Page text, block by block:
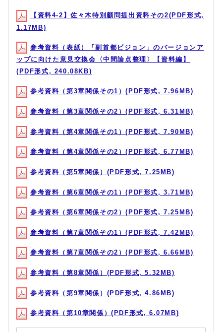
【資料4-2】佐々木特別顧問提出資料その2(PDF形式,
1.17MB)
参考資料（表紙）「副首都ビジョン」のバージョンア
ップに向けた意見交換会〈中間論点整理〉【資料編】
(PDF形式, 240.08KB)
参考資料（第3章関係その1）(PDF形式, 7.96MB)
参考資料（第3章関係その2）(PDF形式, 6.31MB)
参考資料（第4章関係その1）(PDF形式, 7.90MB)
参考資料（第4章関係その2）(PDF形式, 6.77MB)
参考資料（第5章関係）(PDF形式, 7.25MB)
参考資料（第6章関係その1）(PDF形式, 3.71MB)
参考資料（第6章関係その2）(PDF形式, 7.25MB)
参考資料（第7章関係その1）(PDF形式, 7.42MB)
参考資料（第7章関係その2）(PDF形式, 6.66MB)
参考資料（第8章関係）(PDF形式, 5.32MB)
参考資料（第9章関係）(PDF形式, 4.86MB)
参考資料（第10章関係）(PDF形式, 6.07MB)